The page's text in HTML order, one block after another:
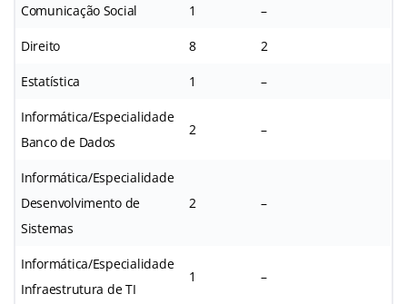
Comunicação Social 1 –
Direito 8 2
Estatística 1 –
Informática/Especialidade
Banco de Dados
2 –
Informática/Especialidade
Desenvolvimento de
Sistemas
2 –
Informática/Especialidade
Infraestrutura de TI
1 –